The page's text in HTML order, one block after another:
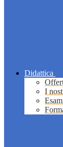
Didattica
I